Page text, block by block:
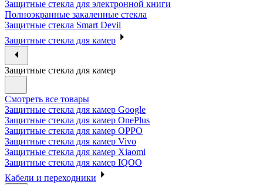
Защитные стекла для электронной книги
Полноэкранные закаленные стекла
Защитные стекла Smart Devil
Защитные стекла для камер
Защитные стекла для камер
Смотреть все товары
Защитные стекла для камер Google
Защитные стекла для камер OnePlus
Защитные стекла для камер OPPO
Защитные стекла для камер Vivo
Защитные стекла для камер Xiaomi
Защитные стекла для камер IQOO
Кабели и переходники